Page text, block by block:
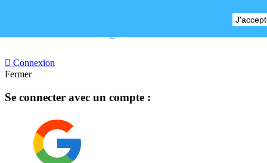
 Connexion
Fermer
Se connecter avec un compte :